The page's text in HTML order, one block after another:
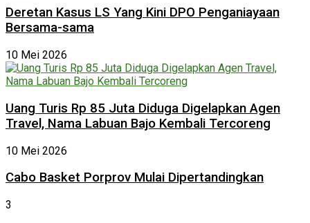
Deretan Kasus LS Yang Kini DPO Penganiayaan
Bersama-sama
10 Mei 2026
Uang Turis Rp 85 Juta Diduga Digelapkan Agen
Travel, Nama Labuan Bajo Kembali Tercoreng
10 Mei 2026
Cabo Basket Porprov Mulai Dipertandingkan
3